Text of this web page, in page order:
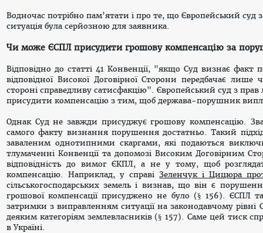
Водночас потрібно пам’ятати і про те, що Європейський суд
ситуація була серйозною для заявника.
Чи може ЄСПЛ присудити грошову компенсацію за
Відповідно до статті 41 Конвенції, "якщо Суд визнає
відповідної Високої Договірної Сторони передбачає лише
стороні справедливу сатисфакцію". Європейський суд з
присудити компенсацію з тим, щоб держава-порушник
Однак Суд не завжди присуджує грошову компенсацію.
самого факту визнання порушення достатньо. Такий
заваленим однотипними скаргами, які подаються
тлумаченні Конвенції та допомозі Високим Договірним
відповідність до вимог ЄКПЛ, а не у тому, щоб
компенсацію. Наприклад, у справіЗеленчук і Цицюра
сільськогосподарських земель і визнав, що він є
грошової компенсації присуджено не було (§ 156). ЄСПЛ
затримки з виправленням ситуації на законодавчому
деяким категоріям землевласників (§ 157). Саме цей тиск
в Україні.